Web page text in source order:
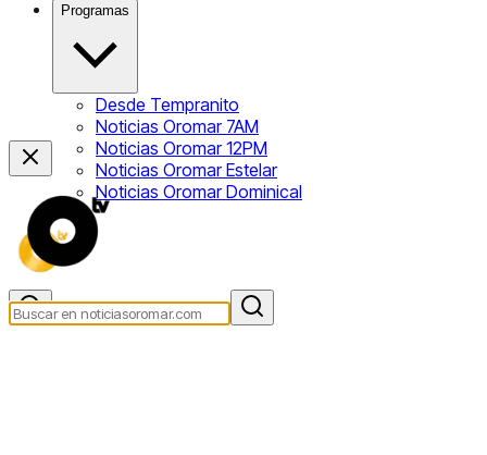
Programas
Desde Tempranito
Noticias Oromar 7AM
Noticias Oromar 12PM
Noticias Oromar Estelar
Noticias Oromar Dominical